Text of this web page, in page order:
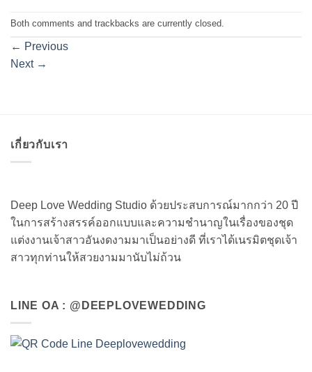
Both comments and trackbacks are currently closed.
← Previous
Next →
เกี่ยวกับเรา
Deep Love Wedding Studio ด้วยประสบการณ์มากกว่า 20 ปี
ในการสร้างสรรค์ออกแบบและความชำนาญในเรื่องของชุด
แต่งงานเจ้าสาวอันงดงามมาเป็นอย่างดี ที่เราได้เนรมิตชุดเจ้า
สาวทุกท่านให้สวยงามมานับไม่ถ้วน
LINE OA : @DEEPLOVEWEDDING